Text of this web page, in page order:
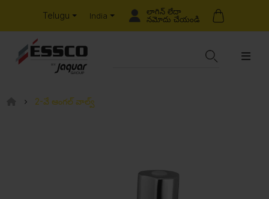
Telugu India
లాగిన్ లేదా
నమోదు చేయండి
2-వే ఆంగల్ వాల్వ్